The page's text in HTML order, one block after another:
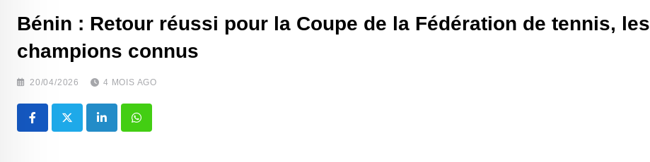
Bénin : Retour réussi pour la Coupe de la Fédération de tennis, les
champions connus
20/04/2026 4 MOIS AGO
LinkedIn Whatsapp